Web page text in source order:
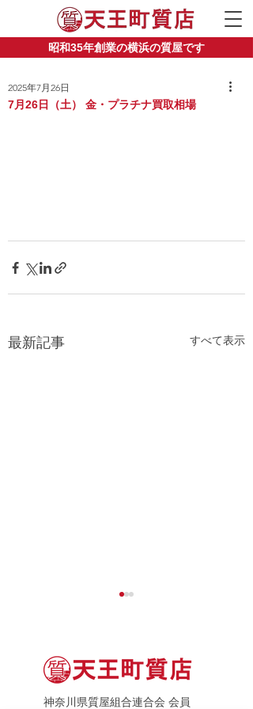
昭和35年創業の横浜の質屋です
7月26日（土） 金・プラチナ買取相場
2025年7月26日
最新記事 すべて表示
神奈川県質屋組合連合会 会員